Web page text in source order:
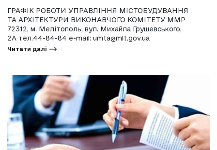
ГРАФІК РОБОТИ УПРАВЛІННЯ МІСТОБУДУВАННЯ
ТА АРХІТЕКТУРИ ВИКОНАВЧОГО КОМІТЕТУ ММР
72312, м. Мелітополь, вул. Михайла Грушевського,
2А тел.44-84-84 e-mail: umta@mlt.gov.ua
Читати далі